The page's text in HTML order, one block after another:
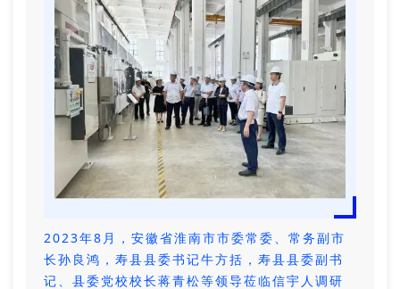
2023年8月，安徽省淮南市市委常委、常务副市
长孙良鸿，寿县县委书记牛方括，寿县县委副书
记、县委党校校长蒋青松等领导莅临信宇人调研